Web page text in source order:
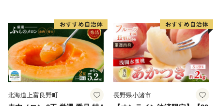
北海道上富良野町 長野県小諸市